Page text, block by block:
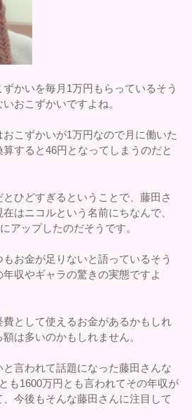
かいを毎月1万円もらっているそう
おこずかいですよね。
こずかいが1万円なので月に働いた
すると46円となってしまうのだと
ひどすぎるということで、藤田さ
はニコルという名前にちなんで、
アップしたのだそうです。
お金が足りないと語っているそう
収やギャラの驚きの実態ですよ
として使えるお金があるかもしれ
は多いのかもしれません。
言われて話題になった藤田さんな
も1600万円とも言われてその年収が
今後もそんな藤田さんに注目して